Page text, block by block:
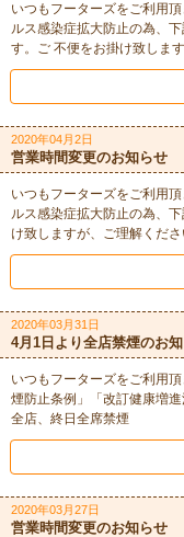
いつもフーターズをご利用
ルス感染症拡大防止の為、
す。ご 不便をお掛け致しま
2020年04月2日
営業時間変更のお知らせ
いつもフーターズをご利用
ルス感染症拡大防止の為、
け致しますが、ご理解くだ
2020年03月31日
4月1日より全店禁煙のお
いつもフーターズをご利用
煙防止条例」「改訂健康増
全店、終日全席禁煙
2020年03月27日
営業時間変更のお知らせ